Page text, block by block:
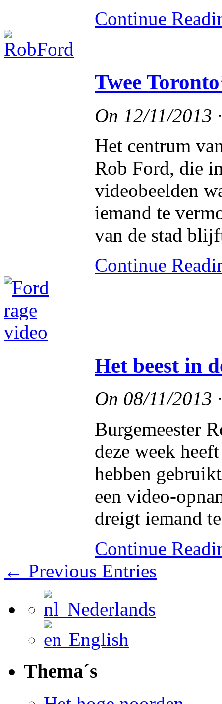
Continue
Twee
On 12/11/2013
Het centrum
Rob Ford, die
videobeelden
iemand te
van de stad
Continue
Het beest in
On 08/11/2013
Burgemeester
deze week
hebben
een video-
dreigt iemand
Continue
← Previous Entries
Nederlands
English
Thema´s